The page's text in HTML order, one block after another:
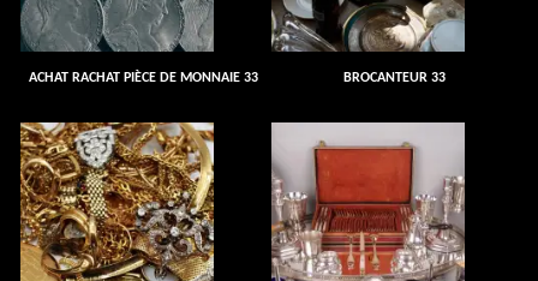
ACHAT RACHAT PIÈCE DE MONNAIE 33 BROCANTEUR 33